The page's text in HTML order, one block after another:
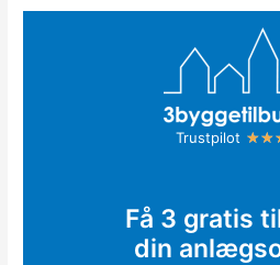
Trustpilot ★★
Få 3 gratis
din